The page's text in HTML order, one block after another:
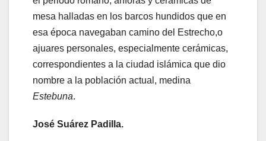
mesa halladas en los barcos hundidos que en
esa época navegaban camino del Estrecho,o
ajuares personales, especialmente cerámicas,
correspondientes a la ciudad islámica que dio
nombre a la población actual, medina
Estebuna.
José Suárez Padilla.